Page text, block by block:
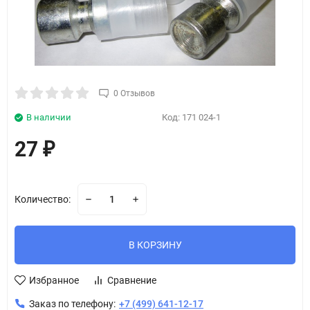
0 Отзывов
Код: 171 024-1
В наличии
27 ₽
Количество:
В КОРЗИНУ
Избранное Сравнение
Заказ по телефону: +7 (499) 641-12-17